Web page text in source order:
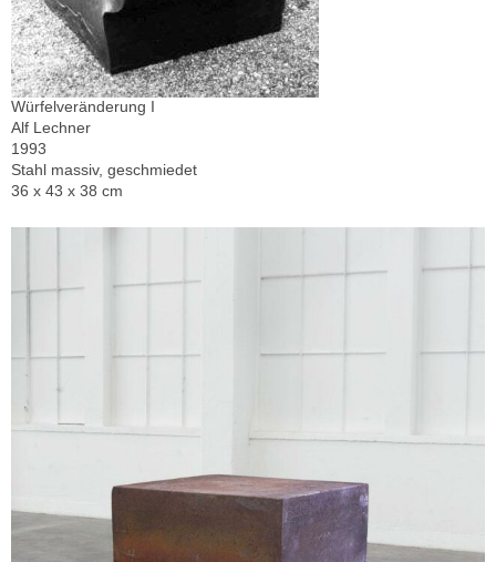
Würfelveränderung I
Alf Lechner
1993
Stahl massiv, geschmiedet
36 x 43 x 38 cm